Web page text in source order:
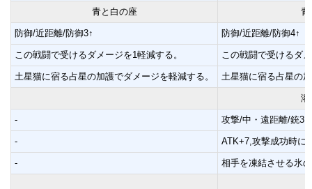
青と白の座 青
防御/近距離/防御3↑ 防御/近距離/防御4↑
この戦闘で受けるダメージを1軽減する。 この戦闘で受けるダ
土星猫に宿る占星の加護でダメージを軽減する。 土星猫に宿る占星の
溶
- 攻撃/中・遠距離/銃3↑
- ATK+7,攻撃成功時に
- 相手を凍結させる氷